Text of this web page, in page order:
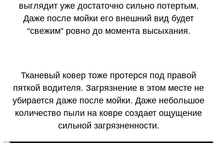
выглядит уже достаточно сильно потертым.
Даже после мойки его внешний вид будет
“свежим” ровно до момента высыхания.
Тканевый ковер тоже протерся под правой
пяткой водителя. Загрязнение в этом месте не
убирается даже после мойки. Даже небольшое
количество пыли на ковре создает ощущение
сильной загрязненности.